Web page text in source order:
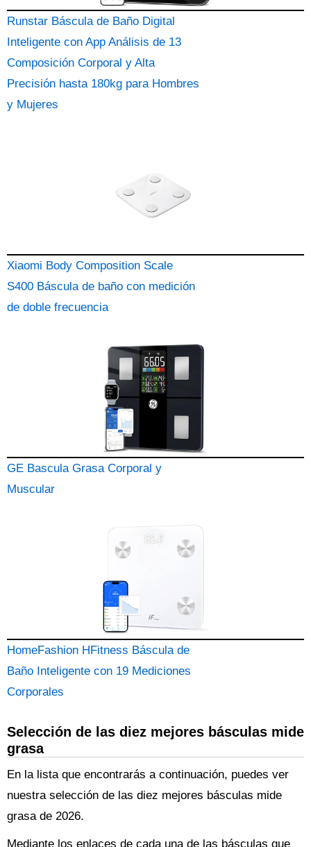
Runstar Báscula de Baño Digital
Inteligente con App Análisis de 13
Composición Corporal y Alta
Precisión hasta 180kg para Hombres
y Mujeres
Xiaomi Body Composition Scale
S400 Báscula de baño con medición
de doble frecuencia
GE Bascula Grasa Corporal y
Muscular
HomeFashion HFitness Báscula de
Baño Inteligente con 19 Mediciones
Corporales
Selección de las diez mejores básculas mide
grasa
En la lista que encontrarás a continuación, puedes ver
nuestra selección de las diez mejores básculas mide
grasa de 2026.
Mediante los enlaces de cada una de las básculas que